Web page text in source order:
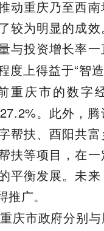
动重庆乃至西
较为明显的成效
与投资增长率一
度上得益于“智
重庆市的数字
27.2%。此外，
帮扶、酉阳共富
扶等项目，在
平衡发展。未
推广。
庆市政府分别